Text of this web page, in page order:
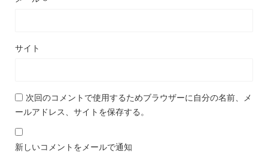
サイト
次回のコメントで使用するためブラウザーに自分の名前、メ
ールアドレス、サイトを保存する。
新しいコメントをメールで通知